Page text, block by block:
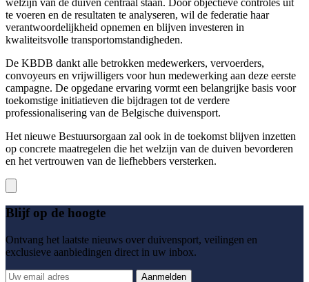
te voeren en de resultaten te analyseren, wil de federatie haar
verantwoordelijkheid opnemen en blijven investeren in
kwaliteitsvolle transportomstandigheden.
De KBDB dankt alle betrokken medewerkers, vervoerders,
convoyeurs en vrijwilligers voor hun medewerking aan deze eerste
campagne. De opgedane ervaring vormt een belangrijke basis voor
toekomstige initiatieven die bijdragen tot de verdere
professionalisering van de Belgische duivensport.
Het nieuwe Bestuursorgaan zal ook in de toekomst blijven inzetten
op concrete maatregelen die het welzijn van de duiven bevorderen
en het vertrouwen van de liefhebbers versterken.
Blijf op de hoogte
Ontvang het laatste nieuws over duivensport, veilingen en
exclusieve aanbiedingen direct in uw inbox.
Aanmelden